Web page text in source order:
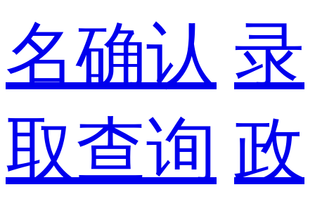
名确认 录
取查询 政